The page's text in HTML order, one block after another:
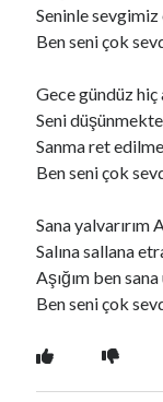
Seninle
Ben seni çok
Gece gündüz hiç
Seni
Sanma ret
Ben seni çok
Sana yalvarırım
Salına sallana
Aşığım ben
Ben seni çok